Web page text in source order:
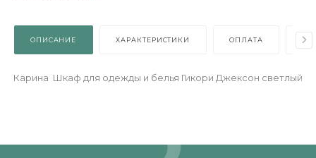
Производитель
Карина Шкаф для одежды и белья Гикори Джексон